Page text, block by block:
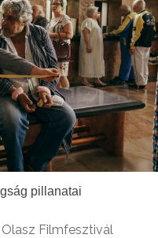
pillanatai
Filmfesztivál